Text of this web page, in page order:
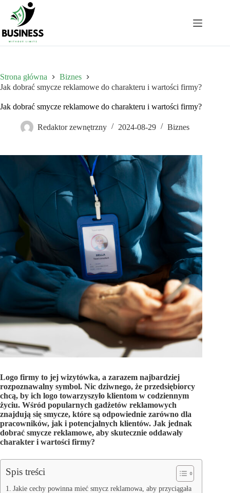
Przejdź
treści
Strona główna
Biznes
Jak dobrać smycze reklamowe do charakteru i wartości firmy?
Jak dobrać smycze reklamowe do charakteru i wartości firmy?
Redaktor zewnętrzny 2024-08-29 Biznes
Logo firmy to jej wizytówka, a zarazem najbardziej
rozpoznawalny symbol. Nic dziwnego, że przedsiębiorcy
chcą, by ich logo towarzyszyło klientom w codziennym
życiu. Wśród popularnych gadżetów reklamowych
znajdują się smycze, które są odpowiednie zarówno dla
pracowników, jak i potencjalnych klientów. Jak jednak
dobrać smycze reklamowe, aby skutecznie oddawały
charakter i wartości firmy?
Spis treści
Jakie cechy powinna mieć smycz reklamowa, aby przyciągała